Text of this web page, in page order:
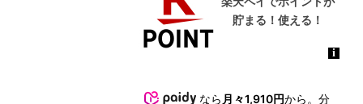
なら 月々1,910円から。分